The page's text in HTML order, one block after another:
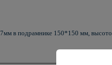
в подрамнике 150*150 мм,